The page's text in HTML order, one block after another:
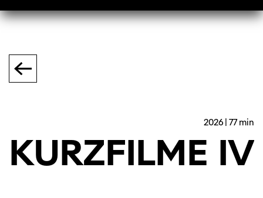
2026 | 77 min
KURZFILME IV